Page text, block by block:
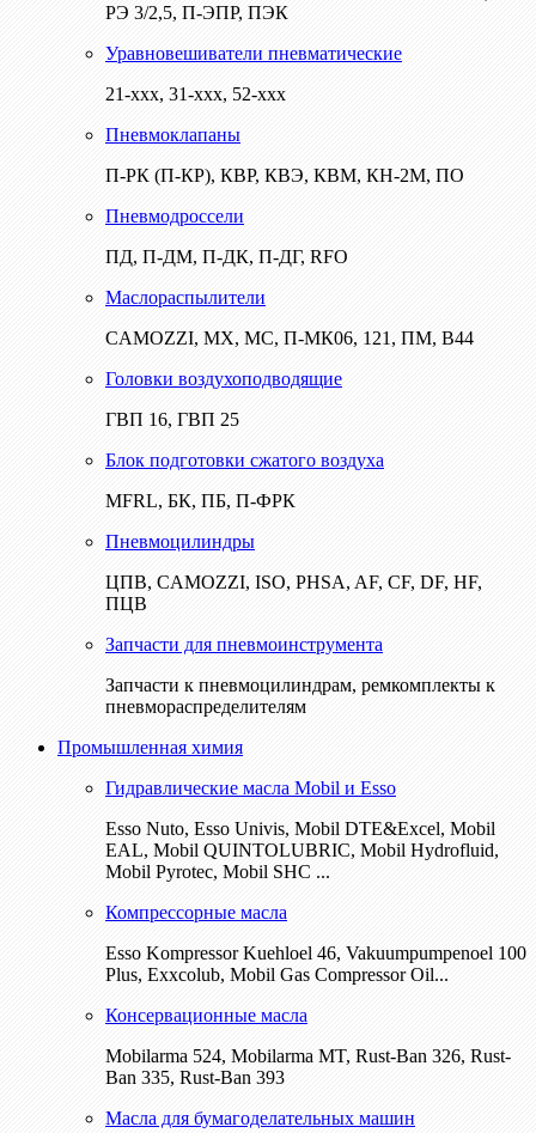
РЭ 3/2,5, П-ЭПР, ПЭК
Уравновешиватели пневматические
21-ххх, 31-ххх, 52-ххх
Пневмоклапаны
П-РК (П-КР), КВР, КВЭ, КВМ, КН-2М, ПО
Пневмодроссели
ПД, П-ДМ, П-ДК, П-ДГ, RFO
Маслораспылители
CAMOZZI, МХ, МС, П-МК06, 121, ПМ, В44
Головки воздухоподводящие
ГВП 16, ГВП 25
Блок подготовки сжатого воздуха
MFRL, БК, ПБ, П-ФРК
Пневмоцилиндры
ЦПВ, CAMOZZI, ISO, PHSA, AF, CF, DF, HF,
ПЦВ
Запчасти для пневмоинструмента
Запчасти к пневмоцилиндрам, ремкомплекты к
пневмораспределителям
Промышленная химия
Гидравлические масла Mobil и Esso
Esso Nuto, Esso Univis, Mobil DTE&Excel, Mobil
EAL, Mobil QUINTOLUBRIC, Mobil Hydrofluid,
Mobil Pyrotec, Mobil SHC ...
Компрессорные масла
Esso Kompressor Kuehloel 46, Vakuumpumpenoel 100
Plus, Exxcolub, Mobil Gas Compressor Oil...
Консервационные масла
Mobilarma 524, Mobilarma MT, Rust-Ban 326, Rust-
Ban 335, Rust-Ban 393
Масла для бумагоделательных машин